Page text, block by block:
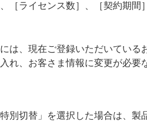
［ライセンス数］、［契約期間
には、現在ご登録いただいてい
れ、お客さま情報に変更が必要
特別切替」を選択した場合は、